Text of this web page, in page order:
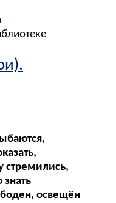
стремились,
освещён